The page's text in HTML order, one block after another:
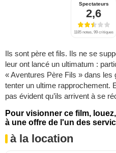
Spectateurs
2,6
1185 notes, 99 critiques
Ils sont père et fils. Ils ne se
leur ont lancé un ultimatum :
« Aventures Père Fils » dans les
tenter un ultime rapprochement.
pas évident qu’ils arrivent à se
Pour visionner ce film,
à une offre de l'un des
à la location